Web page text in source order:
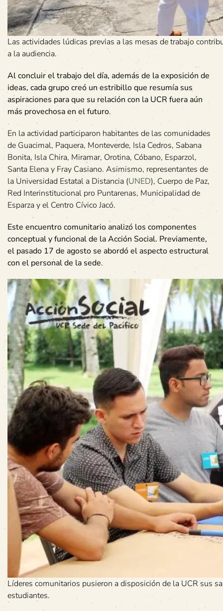
Las actividades lúdicas previas a las mesas de trabajo
a la audiencia.
Al concluir el trabajo del día, además de la exposición de
ideas, cada grupo creó un estribillo que resumía sus
aspiraciones para que su relación con la UCR fuera aún
más provechosa en el futuro.
En la actividad participaron habitantes de las comunidades
de Guacimal, Paquera, Monteverde, Isla Cedros, Sabana
Bonita, Isla Chira, Miramar, Orotina, Cóbano, Esparzol,
Santa Elena y Fray Casiano. Asimismo, representantes de
la Universidad Estatal a Distancia (UNED), Cuerpo de Paz,
Red Interinstitucional pro Puntarenas, Municipalidad de
Esparza y el Centro Cívico Jacó.
Este encuentro comunitario analizó los componentes
conceptual y funcional de la Acción Social. Previamente,
el pasado 17 de agosto se abordó el aspecto estructural
con el personal de la sede.
Líderes comunitarios pusieron a disposición de la UCR sus
estudiantes.